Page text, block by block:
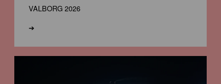
VALBORG 2026
➔